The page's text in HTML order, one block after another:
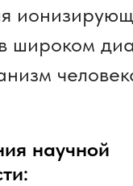
широком
научной
: